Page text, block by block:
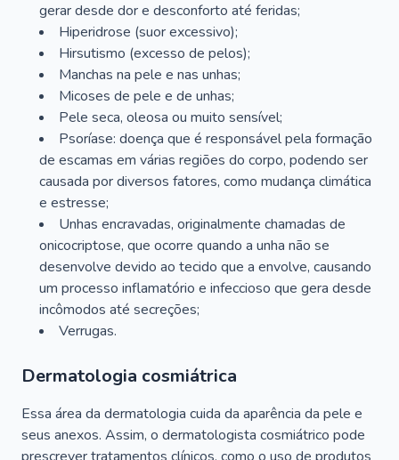
gerar desde dor e desconforto até feridas;
Hiperidrose (suor excessivo);
Hirsutismo (excesso de pelos);
Manchas na pele e nas unhas;
Micoses de pele e de unhas;
Pele seca, oleosa ou muito sensível;
Psoríase: doença que é responsável pela formação
de escamas em várias regiões do corpo, podendo ser
causada por diversos fatores, como mudança climática
e estresse;
Unhas encravadas, originalmente chamadas de
onicocriptose, que ocorre quando a unha não se
desenvolve devido ao tecido que a envolve, causando
um processo inflamatório e infeccioso que gera desde
incômodos até secreções;
Verrugas.
Dermatologia cosmiátrica
Essa área da dermatologia cuida da aparência da pele e
seus anexos. Assim, o dermatologista cosmiátrico pode